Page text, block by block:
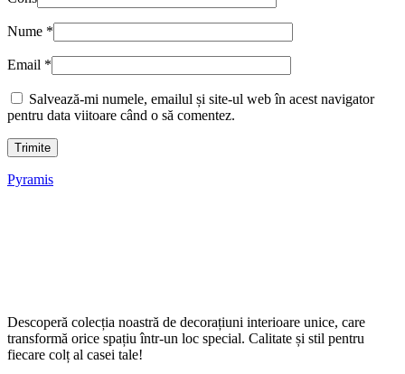
Nume *
Email *
Salvează-mi numele, emailul și site-ul web în acest navigator
pentru data viitoare când o să comentez.
Pyramis
Descoperă colecția noastră de decorațiuni interioare unice, care
transformă orice spațiu într-un loc special. Calitate și stil pentru
fiecare colț al casei tale!